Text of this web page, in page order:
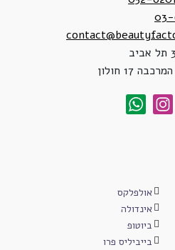
03-
17 חולון
אולפלקס
אינדולה
ביוטופ
בייביליס פרו